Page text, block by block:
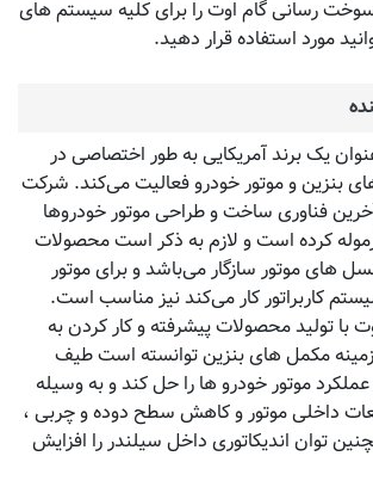
رسانی گام اوت را برای کلیه سیستم های
مورد استفاده قرار دهید.
یک برند آمریکایی به طور اختصاصی در
بنزین و موتور خودرو فعالیت می‌کند. شرکت
فناوری ساخت و طراحی موتور خودروها
کرده است و لازم به ذکر است محصولات
های موتور سازگار می‌باشد و برای موتور
کاربراتور کار می‌کند نیز مناسب است.
با تولید محصولات پیشرفته و کار کردن به
مکمل های بنزین توانسته است طیف
موتور خودرو ها را حل کند و به وسیله
داخلی موتور و کاهش سطح دوده و چربی ،
توان اندیکاتوری داخل سیلندر را افزایش